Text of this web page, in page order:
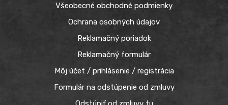
Všeobecné obchodné podmienky
Ochrana osobných údajov
Reklamačný poriadok
Reklamačný formulár
Môj účet / prihlásenie / registrácia
Formulár na odstúpenie od zmluvy